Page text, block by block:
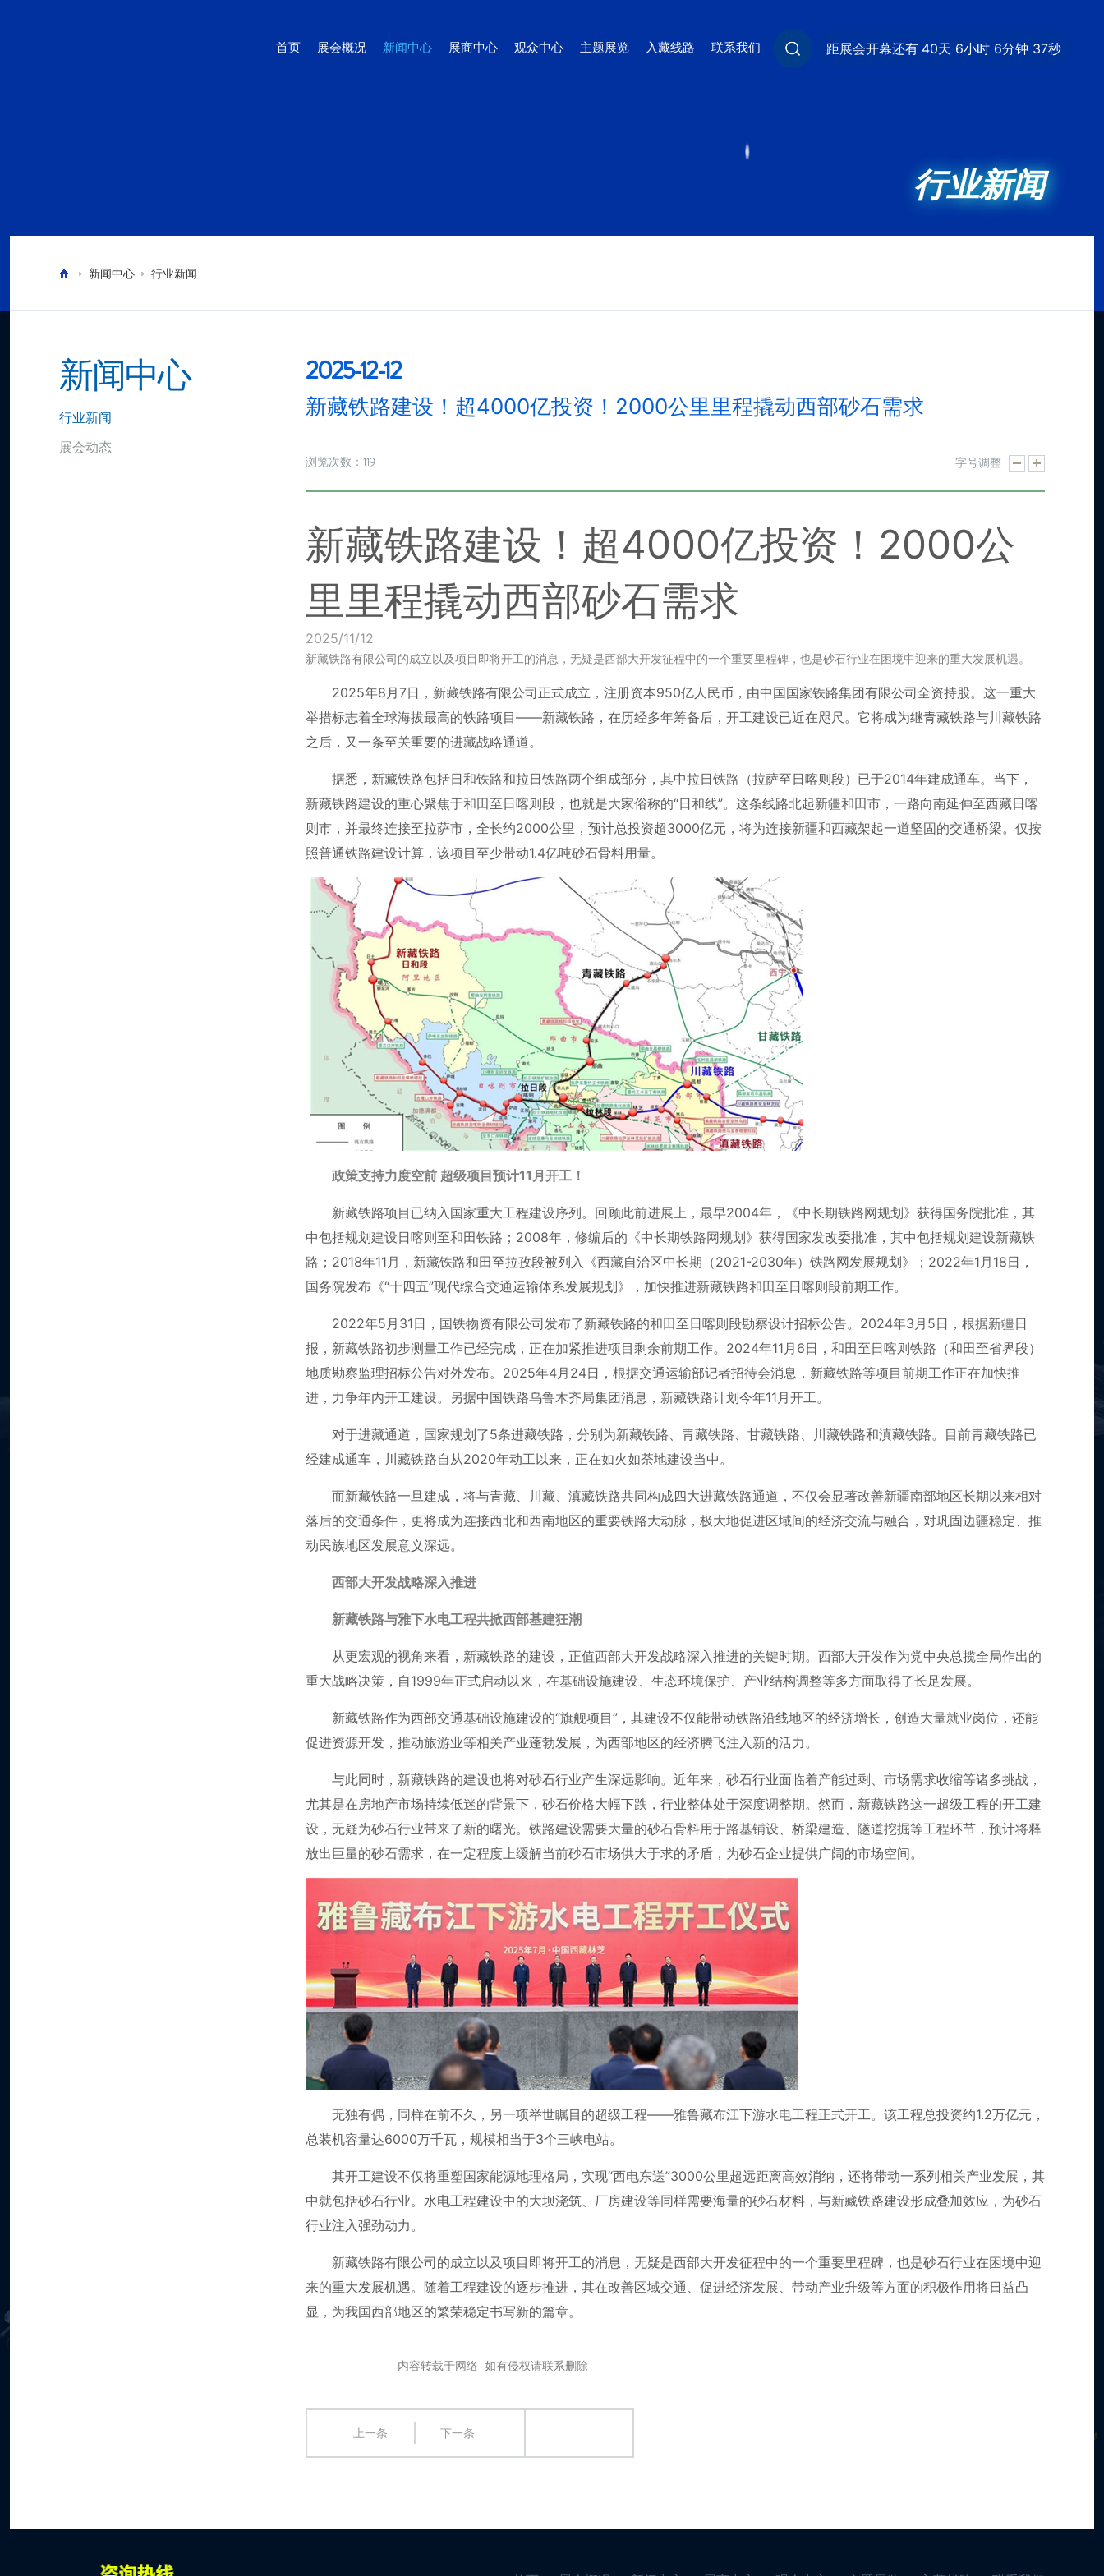
首页 展会概况 新闻中心 展商中心 观众中心 主题展览 入藏线路 联系我们 距展会开幕还有 40天 6小时 6分钟 36秒
行业新闻
新闻中心 行业新闻
新闻中心
行业新闻
展会动态
2025-12-12
新藏铁路建设！超4000亿投资！2000公里里程撬动西部砂石需求
浏览次数： 119 字号调整
新藏铁路建设！超4000亿投资！2000公
里里程撬动西部砂石需求
2025/11/12
新藏铁路有限公司的成立以及项目即将开工的消息，无疑是西部大开发征程中的一个重要里程碑，也是砂石行业在困境中迎来的重大发展机遇。
2025年8月7日，新藏铁路有限公司正式成立，注册资本950亿人民币，由中国国家铁路集团有限公司全资持股。这一重大
举措标志着全球海拔最高的铁路项目——新藏铁路，在历经多年筹备后，开工建设已近在咫尺。它将成为继青藏铁路与川藏铁路
之后，又一条至关重要的进藏战略通道。
据悉，新藏铁路包括日和铁路和拉日铁路两个组成部分，其中拉日铁路（拉萨至日喀则段）已于2014年建成通车。当下，
新藏铁路建设的重心聚焦于和田至日喀则段，也就是大家俗称的“日和线”。这条线路北起新疆和田市，一路向南延伸至西藏日喀
则市，并最终连接至拉萨市，全长约2000公里，预计总投资超3000亿元，将为连接新疆和西藏架起一道坚固的交通桥梁。仅按
照普通铁路建设计算，该项目至少带动1.4亿吨砂石骨料用量。
政策支持力度空前 超级项目预计11月开工！
新藏铁路项目已纳入国家重大工程建设序列。回顾此前进展上，最早2004年，《中长期铁路网规划》获得国务院批准，其
中包括规划建设日喀则至和田铁路；2008年，修编后的《中长期铁路网规划》获得国家发改委批准，其中包括规划建设新藏铁
路；2018年11月，新藏铁路和田至拉孜段被列入《西藏自治区中长期（2021-2030年）铁路网发展规划》；2022年1月18日，
国务院发布《“十四五”现代综合交通运输体系发展规划》，加快推进新藏铁路和田至日喀则段前期工作。
2022年5月31日，国铁物资有限公司发布了新藏铁路的和田至日喀则段勘察设计招标公告。2024年3月5日，根据新疆日
报，新藏铁路初步测量工作已经完成，正在加紧推进项目剩余前期工作。2024年11月6日，和田至日喀则铁路（和田至省界段）
地质勘察监理招标公告对外发布。2025年4月24日，根据交通运输部记者招待会消息，新藏铁路等项目前期工作正在加快推
进，力争年内开工建设。另据中国铁路乌鲁木齐局集团消息，新藏铁路计划今年11月开工。
对于进藏通道，国家规划了5条进藏铁路，分别为新藏铁路、青藏铁路、甘藏铁路、川藏铁路和滇藏铁路。目前青藏铁路已
经建成通车，川藏铁路自从2020年动工以来，正在如火如荼地建设当中。
而新藏铁路一旦建成，将与青藏、川藏、滇藏铁路共同构成四大进藏铁路通道，不仅会显著改善新疆南部地区长期以来相对
落后的交通条件，更将成为连接西北和西南地区的重要铁路大动脉，极大地促进区域间的经济交流与融合，对巩固边疆稳定、推
动民族地区发展意义深远。
西部大开发战略深入推进
新藏铁路与雅下水电工程共掀西部基建狂潮
从更宏观的视角来看，新藏铁路的建设，正值西部大开发战略深入推进的关键时期。西部大开发作为党中央总揽全局作出的
重大战略决策，自1999年正式启动以来，在基础设施建设、生态环境保护、产业结构调整等多方面取得了长足发展。
新藏铁路作为西部交通基础设施建设的“旗舰项目”，其建设不仅能带动铁路沿线地区的经济增长，创造大量就业岗位，还能
促进资源开发，推动旅游业等相关产业蓬勃发展，为西部地区的经济腾飞注入新的活力。
与此同时，新藏铁路的建设也将对砂石行业产生深远影响。近年来，砂石行业面临着产能过剩、市场需求收缩等诸多挑战，
尤其是在房地产市场持续低迷的背景下，砂石价格大幅下跌，行业整体处于深度调整期。然而，新藏铁路这一超级工程的开工建
设，无疑为砂石行业带来了新的曙光。铁路建设需要大量的砂石骨料用于路基铺设、桥梁建造、隧道挖掘等工程环节，预计将释
放出巨量的砂石需求，在一定程度上缓解当前砂石市场供大于求的矛盾，为砂石企业提供广阔的市场空间。
无独有偶，同样在前不久，另一项举世瞩目的超级工程——雅鲁藏布江下游水电工程正式开工。该工程总投资约1.2万亿元，
总装机容量达6000万千瓦，规模相当于3个三峡电站。
其开工建设不仅将重塑国家能源地理格局，实现“西电东送”3000公里超远距离高效消纳，还将带动一系列相关产业发展，其
中就包括砂石行业。水电工程建设中的大坝浇筑、厂房建设等同样需要海量的砂石材料，与新藏铁路建设形成叠加效应，为砂石
行业注入强劲动力。
新藏铁路有限公司的成立以及项目即将开工的消息，无疑是西部大开发征程中的一个重要里程碑，也是砂石行业在困境中迎
来的重大发展机遇。随着工程建设的逐步推进，其在改善区域交通、促进经济发展、带动产业升级等方面的积极作用将日益凸
显，为我国西部地区的繁荣稳定书写新的篇章。
内容转载于网络 如有侵权请联系删除
上一条 下一条